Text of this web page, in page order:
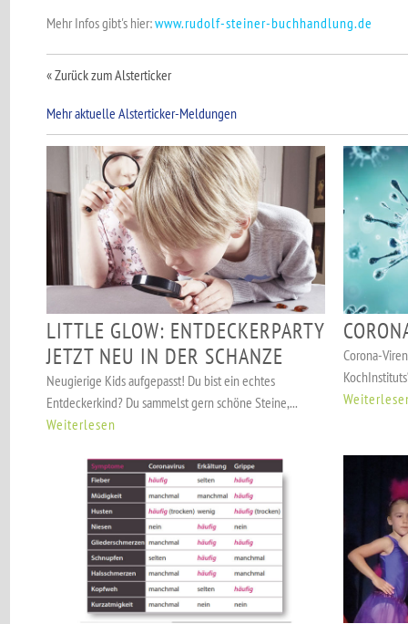
Mehr Infos gibt's hier:www.rudolf-steiner-buchhandlung.de
« Zurück zum Alsterticker
Mehr aktuelle Alsterticker-Meldungen
LITTLE GLOW: ENTDECKERPARTY
JETZT NEU IN DER SCHANZE
Neugierige Kids aufgepasst! Du bist ein echtes
Entdeckerkind? Du sammelst gern schöne Steine,...
Weiterlesen
Corona-